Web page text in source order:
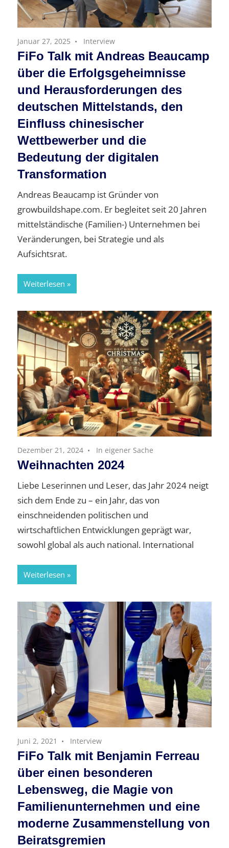
Januar 27, 2025 Interview
FiFo Talk mit Andreas Beaucamp
über die Erfolgsgeheimnisse
und Herausforderungen des
deutschen Mittelstands, den
Einfluss chinesischer
Wettbewerber und die
Bedeutung der digitalen
Transformation
Andreas Beaucamp ist Gründer von
growbuildshape.com. Er begleitet seit 20 Jahren
mittelständische (Familien-) Unternehmen bei
Veränderungen, bei Strategie und als
Aufsichtsrat.
Weiterlesen
Dezember 21, 2024 In eigener Sache
Weihnachten 2024
Liebe Leserinnen und Leser, das Jahr 2024 neigt
sich dem Ende zu – ein Jahr, das von
einschneidenden politischen und
wirtschaftlichen Entwicklungen geprägt war,
sowohl global als auch national. International
Weiterlesen
Juni 2, 2021 Interview
FiFo Talk mit Benjamin Ferreau
über einen besonderen
Lebensweg, die Magie von
Familienunternehmen und eine
moderne Zusammenstellung von
Beiratsgremien